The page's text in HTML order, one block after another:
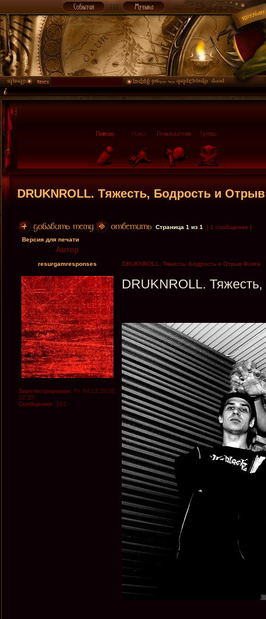
DRUKNROLL. Тяжесть, Бодрость и
Страница 1 из 1
[ 1 сообщение ]
Версия для печати
Автор
resurgamresponses DRUKNROLL. Тяжесть, Бодрость и Отрыв Фляги
Зарегистрирован: Пт 04.12.2020,
22:35
Сообщения: 161
DRUKNROLL.